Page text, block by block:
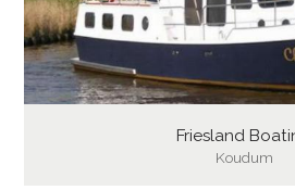
Friesland
Koudum